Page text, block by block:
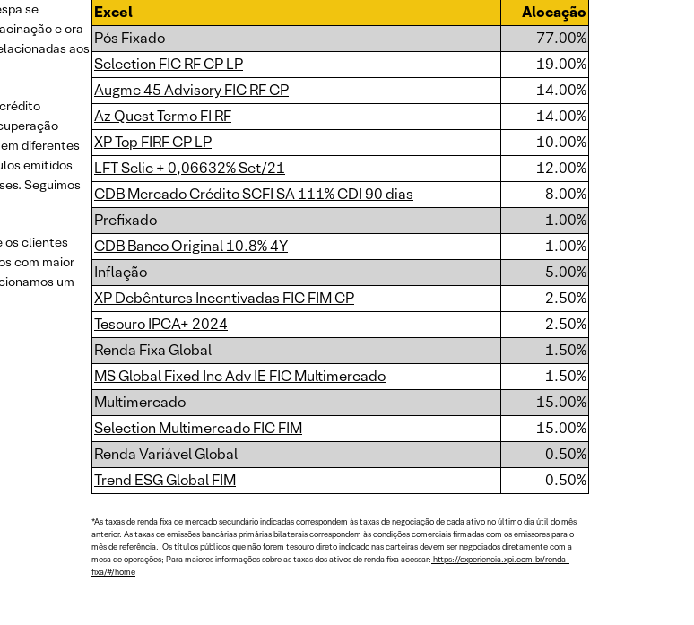
se
e ora
aos
diferentes
emitidos
Seguimos
os clientes
com maior
um
Excel
Alocação
Pós Fixado
77.00%
Selection FIC RF CP LP
19.00%
Augme 45 Advisory FIC RF CP
14.00%
Az Quest Termo FI RF
14.00%
XP Top FIRF CP LP
10.00%
LFT Selic + 0,06632% Set/21
12.00%
CDB Mercado Crédito SCFI SA 111% CDI 90 dias
8.00%
Prefixado
1.00%
CDB Banco Original 10.8% 4Y
1.00%
Inflação
5.00%
XP Debêntures Incentivadas FIC FIM CP
2.50%
Tesouro IPCA+ 2024
2.50%
Renda Fixa Global
1.50%
MS Global Fixed Inc Adv IE FIC Multimercado
1.50%
Multimercado
15.00%
Selection Multimercado FIC FIM
15.00%
Renda Variável Global
0.50%
Trend ESG Global FIM
0.50%
*As taxas de renda fixa de mercado secundário indicadas correspondem às taxas de negociação de cada ativo no último dia útil do mês
anterior. As taxas de emissões bancárias primárias bilaterais correspondem às condições comerciais firmadas com os emissores para o
mês de referência. Os títulos públicos que não forem tesouro direto indicado nas carteiras devem ser negociados diretamente com a
mesa de operações; Para maiores informações sobre as taxas dos ativos de renda fixa acessar: https://experiencia.xpi.com.br/renda-
fixa/#/home